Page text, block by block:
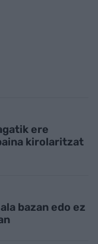
ere
kirolaritzat
bazan edo ez